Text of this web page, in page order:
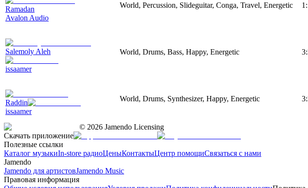
Ramadan
Avalon Audio
World, Percussion, Slideguitar, Conga, Travel, Energetic
Salemoly Aleh
issaamer
World, Drums, Bass, Happy, Energetic
Raddin
issaamer
World, Drums, Synthesizer, Happy, Energetic
© 2026 Jamendo Licensing
Скачать приложение
Полезные ссылки
Каталог музыкиIn-store радиоЦеныКонтактыЦентр помощиСвязаться с нами
Jamendo
Jamendo для артистовJamendo Music
Правовая информация